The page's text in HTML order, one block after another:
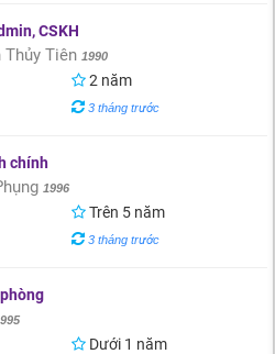
CSKH
Thủy Tiên 1990
2 năm
3 tháng trước
chính
1996
Trên 5 năm
3 tháng trước
Dưới 1 năm